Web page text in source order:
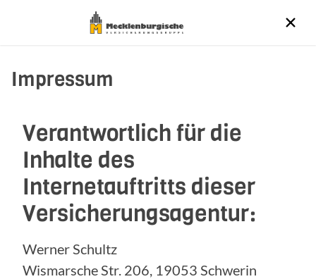
Impressum
Verantwortlich für die
Inhalte des
Internetauftritts dieser
Versicherungsagentur:
Werner Schultz
Wismarsche Str. 206, 19053 Schwerin